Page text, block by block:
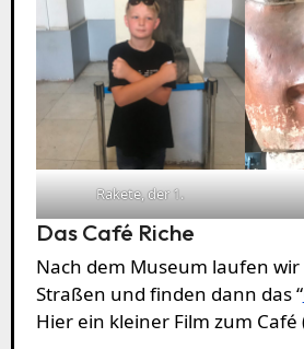
Rakete, der 1.
Das Café Riche
Nach dem Museum laufen
Straßen und finden dann das “
Hier ein kleiner Film zum Café